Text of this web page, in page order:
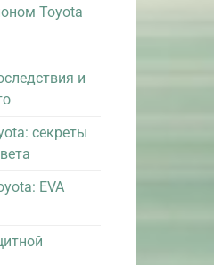
Toyota
и
секреты
EVA